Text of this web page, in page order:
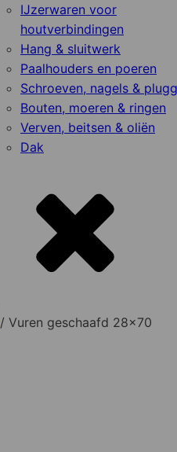
IJzerwaren voor
houtverbindingen
Hang & sluitwerk
Paalhouders en poeren
Schroeven, nagels &
Bouten, moeren & ringen
Verven, beitsen & oliën
Dak
/ Vuren geschaafd 28x70